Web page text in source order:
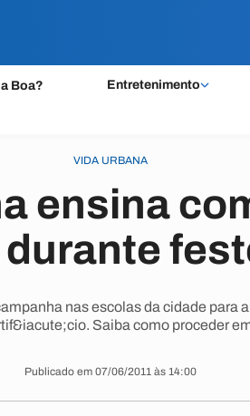
Boa? Entretenimento
VIDA URBANA
ensina
nas escolas da cidade para
Saiba como proceder
Publicado em 07/06/2011 às 14:00